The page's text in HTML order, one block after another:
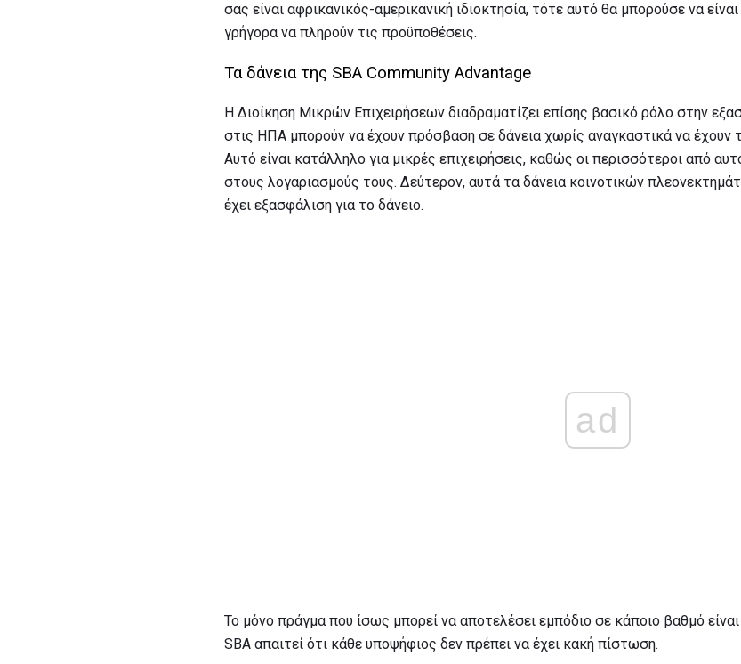
σας είναι αφρικανικός-αμερικανική ιδιοκτησία, τότε αυτό θα μπορούσε να
γρήγορα να πληρούν τις προϋποθέσεις.
Τα δάνεια της SBA Community Advantage
Η Διοίκηση Μικρών Επιχειρήσεων διαδραματίζει επίσης βασικό ρόλο στην
στις ΗΠΑ μπορούν να έχουν πρόσβαση σε δάνεια χωρίς αναγκαστικά να έχουν
Αυτό είναι κατάλληλο για μικρές επιχειρήσεις, καθώς οι περισσότεροι από
στους λογαριασμούς τους. Δεύτερον, αυτά τα δάνεια κοινοτικών
έχει εξασφάλιση για το δάνειο.
ad
Το μόνο πράγμα που ίσως μπορεί να αποτελέσει εμπόδιο σε κάποιο βαθμό
SBA απαιτεί ότι κάθε υποψήφιος δεν πρέπει να έχει κακή πίστωση.